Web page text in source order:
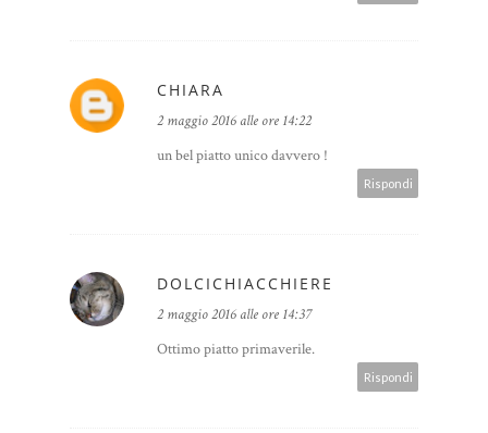
CHIARA
2 maggio 2016 alle ore 14:22
un bel piatto unico davvero !
Rispondi
DOLCICHIACCHIERE
2 maggio 2016 alle ore 14:37
Ottimo piatto primaverile.
Rispondi